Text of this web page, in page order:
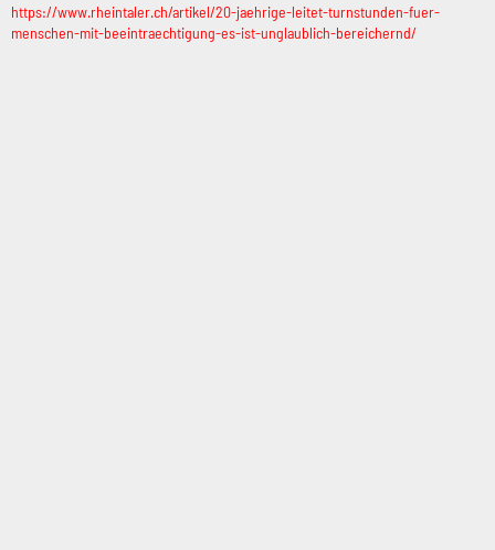
https://www.rheintaler.ch/artikel/20-jaehrige-leitet-turnstunden-fuer-
menschen-mit-beeintraechtigung-es-ist-unglaublich-bereichernd/